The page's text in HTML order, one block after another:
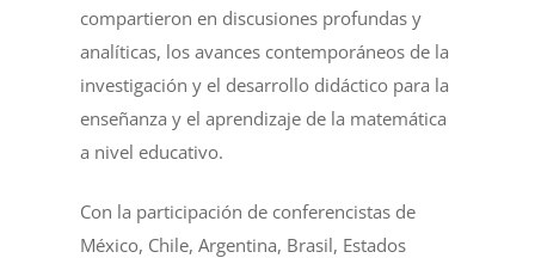
compartieron en discusiones profundas y
analíticas, los avances contemporáneos de la
investigación y el desarrollo didáctico para la
enseñanza y el aprendizaje de la matemática
a nivel educativo.
Con la participación de conferencistas de
México, Chile, Argentina, Brasil, Estados